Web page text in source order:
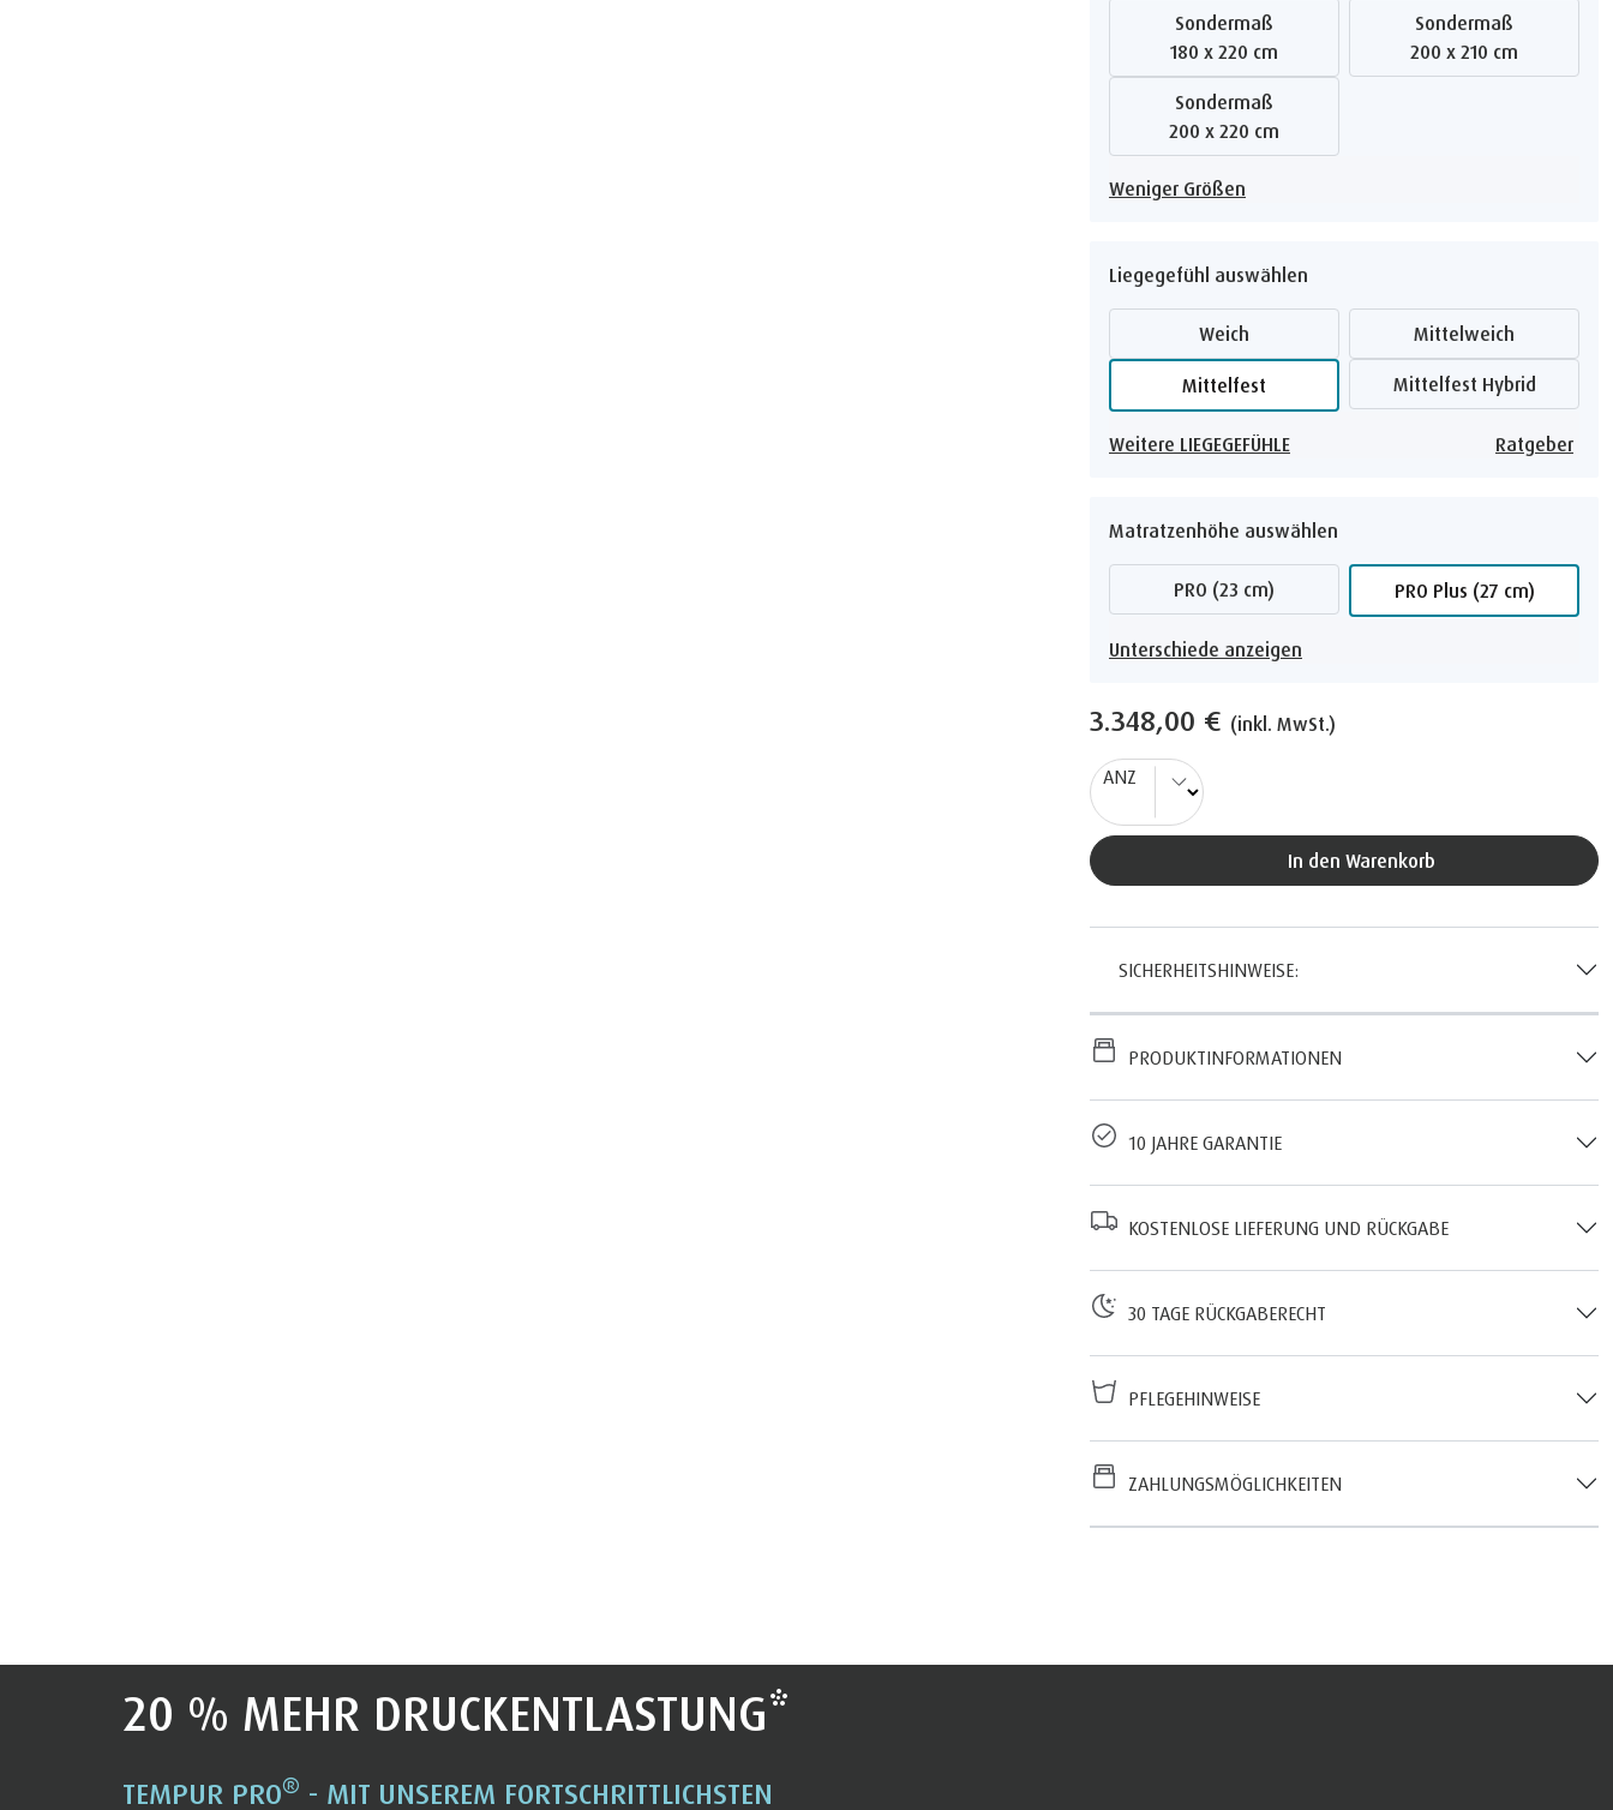
Sondermaß
180 x 220 cm
Sondermaß
200 x 210 cm
Sondermaß
200 x 220 cm
Weniger Größen
Liegegefühl auswählen
Weich Mittelweich
Mittelfest Mittelfest Hybrid
Weitere LIEGEGEFÜHLE Ratgeber
Matratzenhöhe auswählen
PRO (23 cm) PRO Plus (27 cm)
Unterschiede anzeigen
3.348,00 € (inkl. MwSt.)
ANZ
In den Warenkorb
SICHERHEITSHINWEISE:
PRODUKTINFORMATIONEN
10 JAHRE GARANTIE
KOSTENLOSE LIEFERUNG UND RÜCKGABE
30 TAGE RÜCKGABERECHT
PFLEGEHINWEISE
ZAHLUNGSMÖGLICHKEITEN
20 % MEHR DRUCKENTLASTUNG*
TEMPUR PRO® - MIT UNSEREM FORTSCHRITTLICHSTEN